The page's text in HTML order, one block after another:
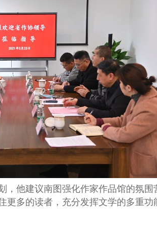
他建议南图强化作家作品馆的氛围
多的读者，充分发挥文学的多重